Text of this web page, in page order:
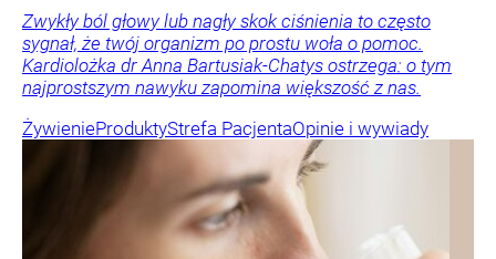
Zwykły ból głowy lub nagły skok ciśnienia to często
sygnał, że twój organizm po prostu woła o pomoc.
Kardiolożka dr Anna Bartusiak-Chatys ostrzega: o tym
najprostszym nawyku zapomina większość z nas.
ŻywienieProduktyStrefa PacjentaOpinie i wywiady